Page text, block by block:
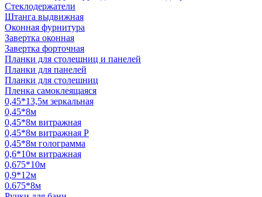
Стеклодержатели
Штанга выдвижная
Оконная фурнитура
Завертка оконная
Завертка форточная
Планки для столешниц и панелей
Планки для панелей
Планки для столешниц
Пленка самоклеящаяся
0,45*13,5м зеркальная
0,45*8м
0,45*8м витражная
0,45*8м витражная Р
0,45*8м голограмма
0,6*10м витражная
0,675*10м
0,9*12м
0.675*8м